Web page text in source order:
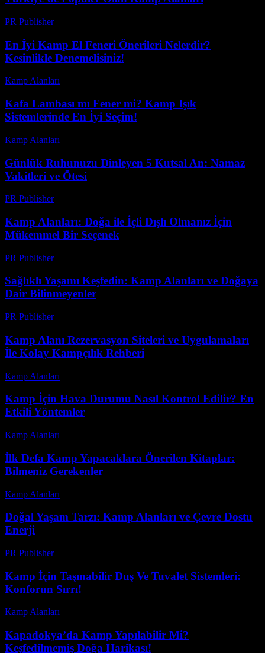
PR Publisher-
En İyi Kamp El Feneri Önerileri Nelerdir?
Kesinlikle Denemelisiniz!
Kamp Alanları
Kafa Lambası mı Fener mi? Kamp Işık
Sistemlerinde En İyi Seçim!
Kamp Alanları
Günlük Ruhunuzu Dinleyen 5 Kutsal An: Namaz
Vakitleri ve Ötesi
PR Publisher-
Kamp Alanları: Doğa ile İçli Dışlı Olmanız İçin
Mükemmel Bir Seçenek
PR Publisher-
Sağlıklı Yaşamı Keşfedin: Kamp Alanları ve Doğaya
Dair Bilinmeyenler
PR Publisher-
Kamp Alanı Rezervasyon Siteleri ve Uygulamaları
İle Kolay Kampçılık Rehberi
Kamp Alanları
Kamp İçin Hava Durumu Nasıl Kontrol Edilir? En
Etkili Yöntemler
Kamp Alanları
İlk Defa Kamp Yapacaklara Önerilen Kitaplar:
Bilmeniz Gerekenler
Kamp Alanları
Doğal Yaşam Tarzı: Kamp Alanları ve Çevre Dostu
Enerji
PR Publisher-
Kamp İçin Taşınabilir Duş Ve Tuvalet Sistemleri:
Konforun Sırrı!
Kamp Alanları
Kapadokya’da Kamp Yapılabilir Mi?
Keşfedilmemiş Doğa Harikası!